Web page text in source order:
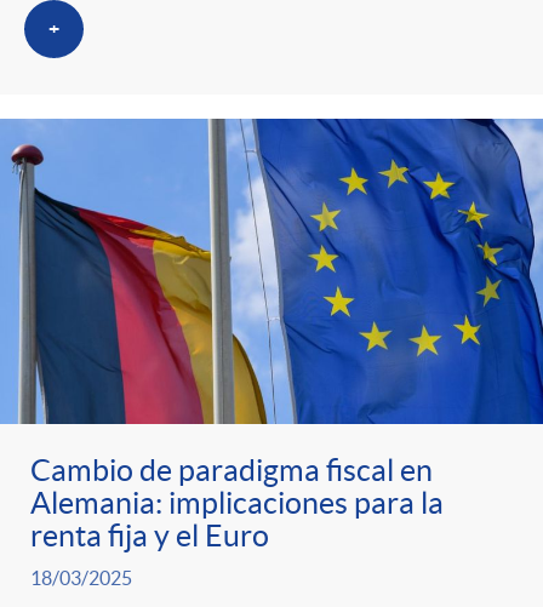
r
i
a
s
+
Cambio de paradigma fiscal en
Alemania: implicaciones para la
renta fija y el Euro
18/03/2025